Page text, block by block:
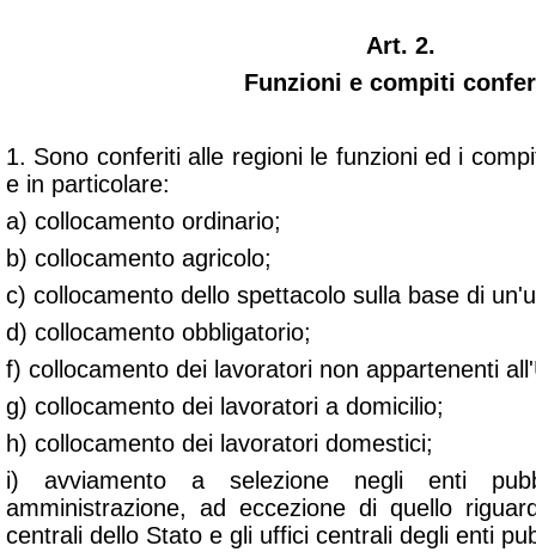
Art. 2.
Funzioni e compiti
1. Sono conferiti alle regioni le funzioni ed i
e in particolare:
a) collocamento ordinario;
b) collocamento agricolo;
c) collocamento dello spettacolo sulla base di
d) collocamento obbligatorio;
f) collocamento dei lavoratori non appartenenti
g) collocamento dei lavoratori a domicilio;
h) collocamento dei lavoratori domestici;
i) avviamento a selezione negli enti
amministrazione, ad eccezione di quello
centrali dello Stato e gli uffici centrali degli enti